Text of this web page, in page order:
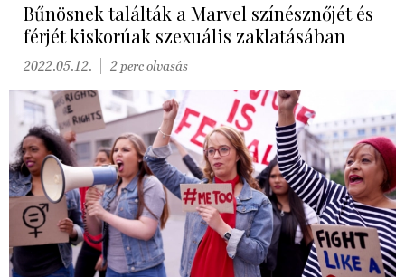
Bűnösnek találták a Marvel színésznőjét és
férjét kiskorúak szexuális zaklatásában
2022.05.12. 2 perc olvasás